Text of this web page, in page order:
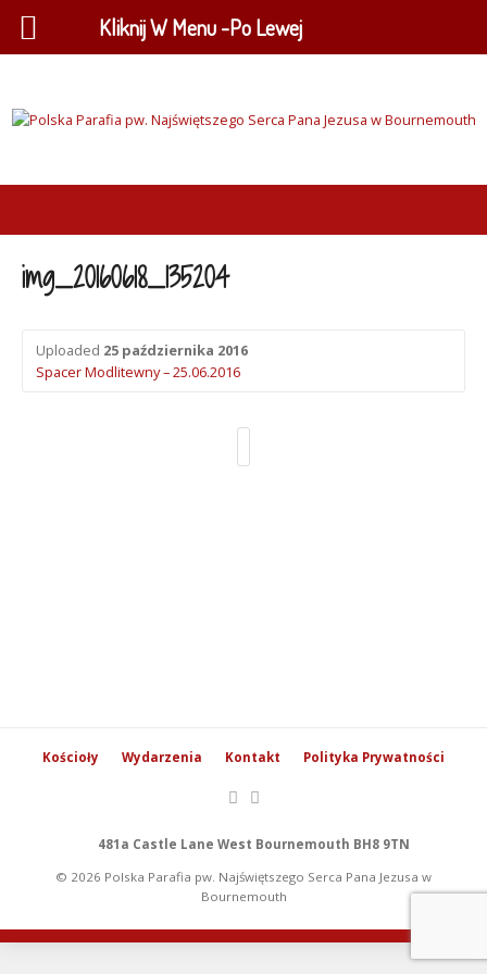
img_20160618_135204
Uploaded 25 października 2016
Spacer Modlitewny – 25.06.2016
Kościoły Wydarzenia Kontakt Polityka Prywatności
481a Castle Lane West Bournemouth BH8 9TN
© 2026 Polska Parafia pw. Najświętszego Serca Pana Jezusa w
Bournemouth
Kliknij W Menu -Po Lewej